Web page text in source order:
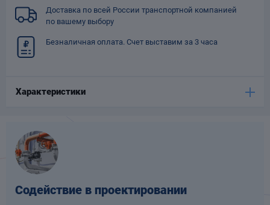
Доставка по всей России транспортной компанией
по вашему выбору
Безналичная оплата. Счет выставим за 3 часа
Характеристики
Содействие в проектировании
стальные